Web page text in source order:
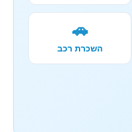
🚗
השכרת רכב